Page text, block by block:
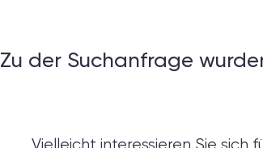
Zu der Suchanfrage